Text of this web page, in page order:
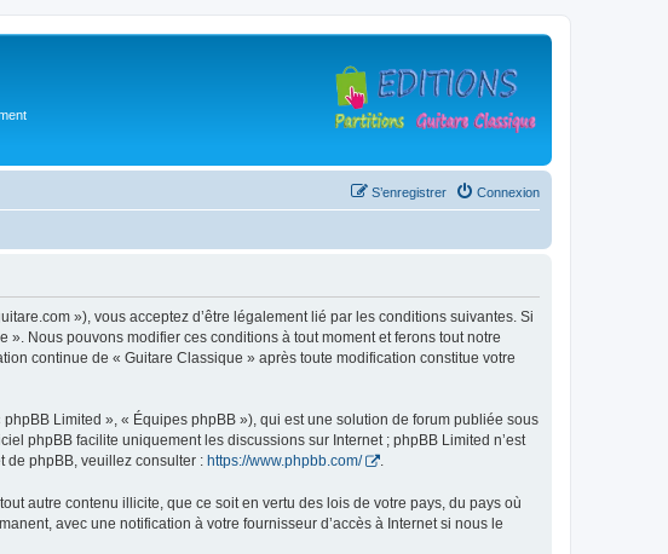
Connexion
S’enregistrer
»), vous acceptez d’être légalement lié par les conditions suivantes. Si
». Nous pouvons modifier ces conditions à tout moment et ferons tout notre
continue de « Guitare Classique » après toute modification constitue votre
Limited », « Équipes phpBB »), qui est une solution de forum publiée sous
phpBB facilite uniquement les discussions sur Internet ; phpBB Limited n’est
de phpBB, veuillez consulter : https://www.phpbb.com/ .
autre contenu illicite, que ce soit en vertu des lois de votre pays, du pays où
avec une notification à votre fournisseur d’accès à Internet si nous le